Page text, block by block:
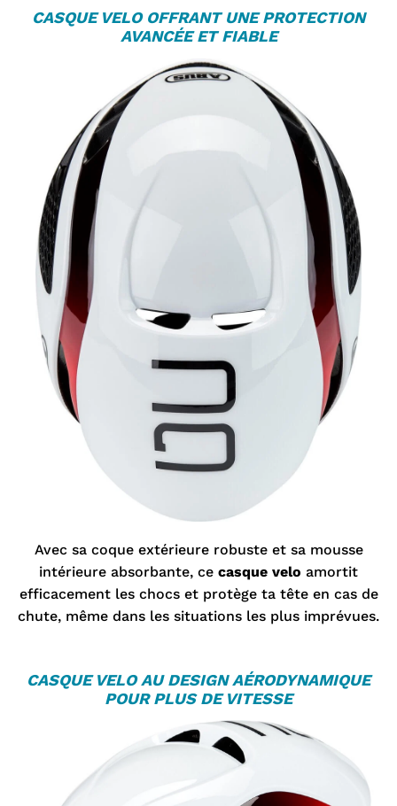
CASQUE VELOOFFRANT UNE PROTECTION
AVANCÉE ET FIABLE
Avec sa coque extérieure robuste et sa mousse
intérieure absorbante, ce casque velo amortit
efficacement les chocs et protège ta tête en cas de
chute, même dans les situations les plus imprévues.
CASQUE VELOAU DESIGN AÉRODYNAMIQUE
POUR PLUS DE VITESSE